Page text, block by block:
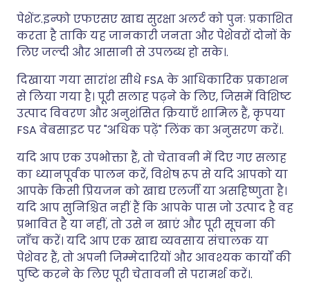
पेशेंट.इन्फो एफएसए खाद्य सुरक्षा अलर्ट को पुनः प्रकाशित
करता है ताकि यह जानकारी जनता और पेशेवरों दोनों के
लिए जल्दी और आसानी से उपलब्ध हो सके।.
दिखाया गया सारांश सीधे FSA के आधिकारिक प्रकाशन
से लिया गया है। पूरी सलाह पढ़ने के लिए, जिसमें विशिष्ट
उत्पाद विवरण और अनुशंसित क्रियाएँ शामिल हैं, कृपया
FSA वेबसाइट पर "अधिक पढ़ें" लिंक का अनुसरण करें।.
यदि आप एक उपभोक्ता हैं, तो चेतावनी में दिए गए सलाह
का ध्यानपूर्वक पालन करें, विशेष रूप से यदि आपको या
आपके किसी प्रियजन को खाद्य एलर्जी या असहिष्णुता है।
यदि आप सुनिश्चित नहीं हैं कि आपके पास जो उत्पाद है वह
प्रभावित है या नहीं, तो उसे न खाएं और पूरी सूचना की
जाँच करें। यदि आप एक खाद्य व्यवसाय संचालक या
पेशेवर हैं, तो अपनी जिम्मेदारियों और आवश्यक कार्यों की
पुष्टि करने के लिए पूरी चेतावनी से परामर्श करें।.